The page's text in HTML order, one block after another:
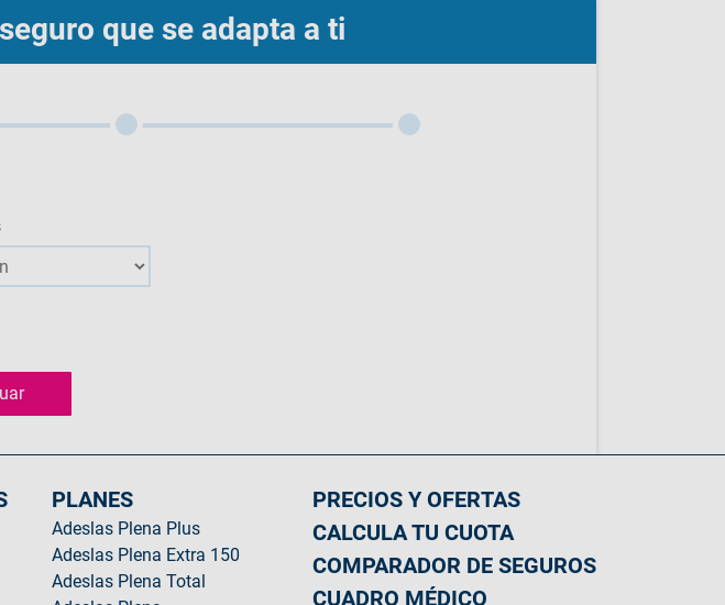
que se adapta a ti
PLANES
Adeslas Plena Plus
Adeslas Plena Extra 150
Adeslas Plena Total
PRECIOS Y OFERTAS
CALCULA TU CUOTA
COMPARADOR DE SEGUROS
CUADRO MÉDICO